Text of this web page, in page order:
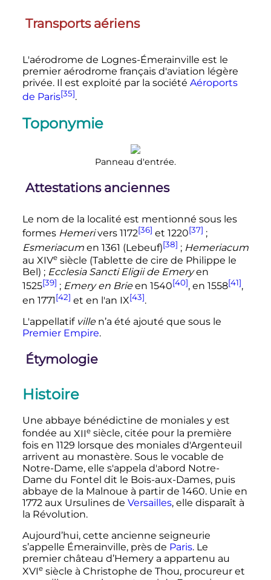
Transports aériens
L'aérodrome de Lognes-Émerainville est le
premier aérodrome français d'aviation légère
privée. Il est exploité par la société Aéroports
de Paris[35].
Toponymie
Panneau d'entrée.
Attestations anciennes
Le nom de la localité est mentionné sous les
formes Hemerivers 1172[36] et 1220[37] ;
Esmeriacumen 1361 (Lebeuf)[38] ; Hemeriacum
au XIVesiècle (Tablette de cire de Philippe le
Bel) ; Ecclesia Sancti Eligii de Emeryen
1525[39] ; Emery en Brieen 1540[40], en 1558[41],
en 1771[42] et en l'an IX[43].
L'appellatif villen’a été ajouté que sous le
Premier Empire.
Étymologie
Histoire
Une abbaye bénédictine de moniales y est
fondée au XIIe siècle, citée pour la première
fois en 1129 lorsque des moniales d'Argenteuil
arrivent au monastère. Sous le vocable de
Notre-Dame, elle s'appela d'abord Notre-
Dame du Fontel dit le Bois-aux-Dames, puis
abbaye de la Malnoue à partir de 1460. Unie en
1772 aux Ursulines de Versailles, elle disparaît à
la Révolution.
Aujourd’hui, cette ancienne seigneurie
s’appelle Émerainville, près de Paris. Le
premier château d’Hemery a appartenu au
XVIe siècle à Christophe de Thou, procureur et